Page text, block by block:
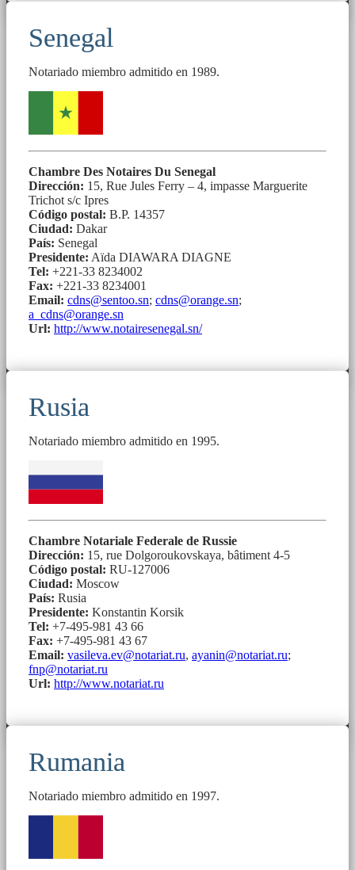
Senegal
Notariado miembro admitido en 1989.
Chambre Des Notaires Du Senegal
Dirección: 15, Rue Jules Ferry – 4, impasse Marguerite
Trichot s/c Ipres
Código postal: B.P. 14357
Ciudad: Dakar
País: Senegal
Presidente: Aïda DIAWARA DIAGNE
Tel: +221-33 8234002
Fax: +221-33 8234001
Email: cdns@sentoo.sn; cdns@orange.sn;
a_cdns@orange.sn
Url: http://www.notairesenegal.sn/
Rusia
Notariado miembro admitido en 1995.
Chambre Notariale Federale de Russie
Dirección: 15, rue Dolgoroukovskaya, bâtiment 4-5
Código postal: RU-127006
Ciudad: Moscow
País: Rusia
Presidente: Konstantin Korsik
Tel: +7-495-981 43 66
Fax: +7-495-981 43 67
Email: vasileva.ev@notariat.ru, ayanin@notariat.ru;
fnp@notariat.ru
Url: http://www.notariat.ru
Rumania
Notariado miembro admitido en 1997.